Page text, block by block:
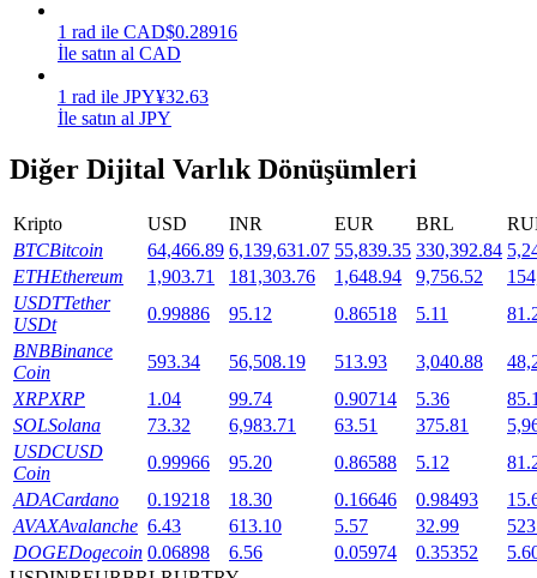
Popüler token'lar kazanmak için esnek staking
BTR Kilitleme
BTR sahiplerine özel yatırımlar
1 rad ile CAD$0.28916
İle satın al CAD
1 rad ile JPY¥32.63
İle satın al JPY
Diğer Dijital Varlık Dönüşümleri
Kripto USD INR EUR BRL
BTCBitcoin 64,466.89 6,139,631.07 55,839.35 330,392.84
ETHEthereum 1,903.71 181,303.76 1,648.94 9,756.52
USDTTether
USDt
0.99886 95.12 0.86518 5.11
BNBBinance
Coin
593.34 56,508.19 513.93 3,040.88
XRPXRP 1.04 99.74 0.90714 5.36
SOLSolana 73.32 6,983.71 63.51 375.81
USDCUSD
Coin
0.99966 95.20 0.86588 5.12
ADACardano 0.19218 18.30 0.16646 0.98493
AVAXAvalanche 6.43 613.10 5.57 32.99
DOGEDogecoin 0.06898 6.56 0.05974 0.35352